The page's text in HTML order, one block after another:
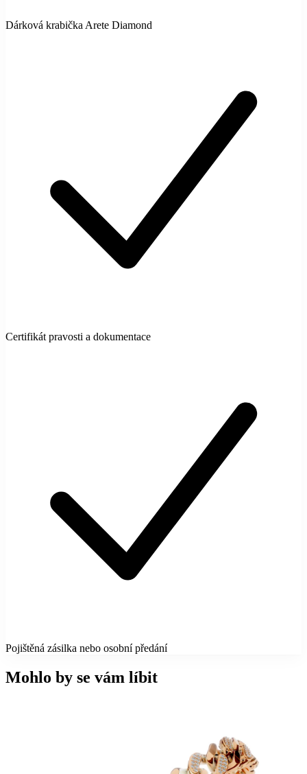
Dárková krabička Arete Diamond
Certifikát pravosti a dokumentace
Pojištěná zásilka nebo osobní předání
Mohlo by se vám líbit